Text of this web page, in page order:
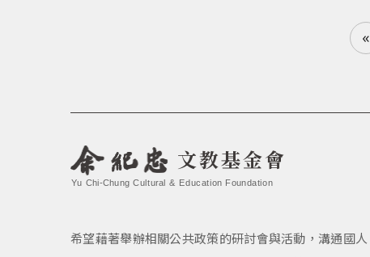
«
文教基金會
Yu Chi-Chung Cultural & Education Foundation
希望藉著舉辦相關公共政策的研討會與活動，溝通國人